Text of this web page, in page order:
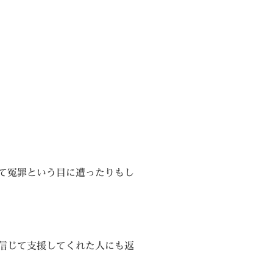
冤罪という目に遭ったりもし
じて支援してくれた人にも返